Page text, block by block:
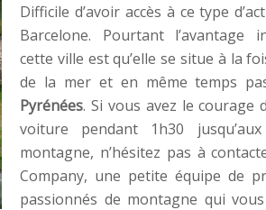
Difficile d’avoir accès à ce type
Barcelone. Pourtant l’avantage
cette ville est qu’elle se situe à la
de la mer et en même temps
Pyrénées. Si vous avez le courage
voiture pendant 1h30
montagne, n’hésitez pas à
Company, une petite équipe de
passionnés de montagne qui